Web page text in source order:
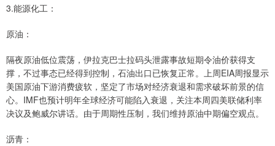
3.能源化工：
原油：
隔夜原油低位震荡，伊拉克巴士拉码头泄露事故短期令油价获得支
撑，不过事态已经得到控制，石油出口已恢复正常。上周EIA周报显示
美国原油下游消费疲软，坚定了市场对经济衰退和需求破坏前景的信
心。IMF也预计明年全球经济可能陷入衰退，关注本周四美联储利率
决议及鲍威尔讲话。由于周期性压制，我们维持原油中期偏空观点。
沥青：